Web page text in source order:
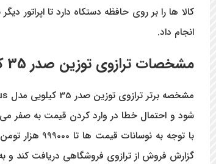
کالا ها را بر روی حافظه دستکاه دارد تا
انجام داد.
مشخصات ترازوی توزین صدر 35 کیلویی پرینتردار مدل Vista Plus
مشخصه برتر ترازوی توزین صدر 35 کیلویی مدل Vista Plus
شود و احتمال خطا در وارد کردن قیمت به صفر می
گزارش فروش از ترازوی فروشگاهی دریافت کند و